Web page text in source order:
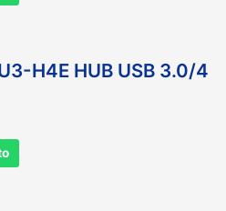
H4E HUB USB 3.0/4